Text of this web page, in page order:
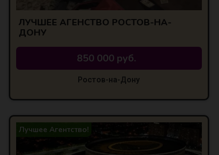
ЛУЧШЕЕ АГЕНСТВО РОСТОВ-НА-
ДОНУ
850 000 руб.
Ростов-на-Дону
Лучшее Агентство!